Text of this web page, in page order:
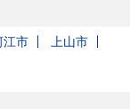
江市
上山市